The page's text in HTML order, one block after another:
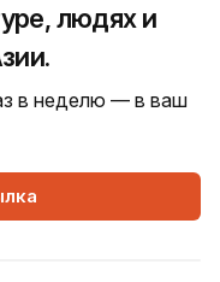
людях и
в неделю — в ваш